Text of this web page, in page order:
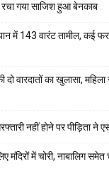
रचा गया साजिश हुआ बेनकाब
में 143 वारंट तामील, कई
दो वारदातों का खुलासा,
नहीं होने पर पीड़िता ने
मंदिरों में चोरी, नाबालिग